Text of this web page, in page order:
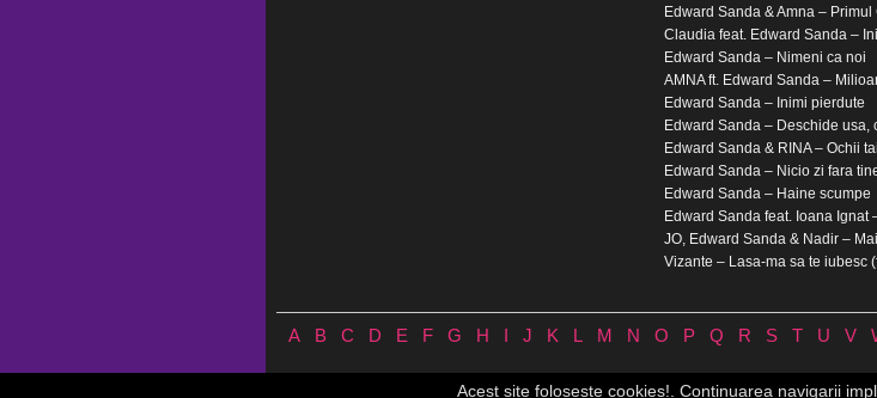
Edward Sanda & Amna –
Claudia feat. Edward Sanda –
Edward Sanda – Nimeni ca noi
AMNA ft. Edward Sanda –
Edward Sanda – Inimi pierdute
Edward Sanda – Deschide usa,
Edward Sanda & RINA – Ochii tai
Edward Sanda – Nicio zi fara
Edward Sanda – Haine scumpe
Edward Sanda feat. Ioana Ignat
JO, Edward Sanda & Nadir –
Vizante – Lasa-ma sa te iubesc
A B C D E F G H J K L M N O P Q R S T U V
Termeni de utilizare♪ Contact♪Cookie-uri
Acest site foloseste cookies!. Continuarea navigarii